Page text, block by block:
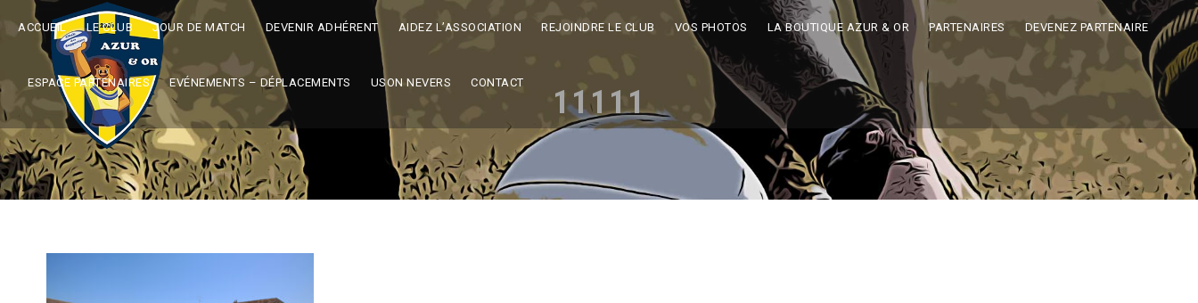
ACCUEIL LE CLUB JOUR DE MATCH DEVENIR ADHÉRENT AIDEZ L’ASSOCIATION REJOINDRE LE CLUB VOS PHOTOS LA BOUTIQUE AZUR & OR PARTENAIRES DEVENEZ PARTENAIRE
ESPACE PARTENAIRES EVÉNEMENTS – DÉPLACEMENTS USON NEVERS CONTACT
11111